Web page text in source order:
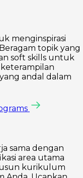
menginspirasi
topik yang
soft skills untuk
andal dalam
sama dengan
area utama
kurikulum